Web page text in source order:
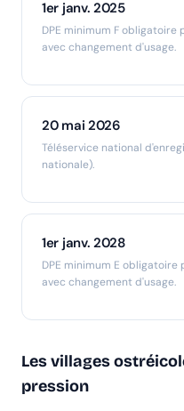
1er janv. 2025
DPE minimum F
avec changement d'usage.
20 mai 2026
Téléservice national
nationale).
1er janv. 2028
DPE minimum E
avec changement d'usage.
Les villages
pression